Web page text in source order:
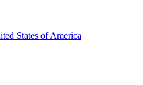
States of America